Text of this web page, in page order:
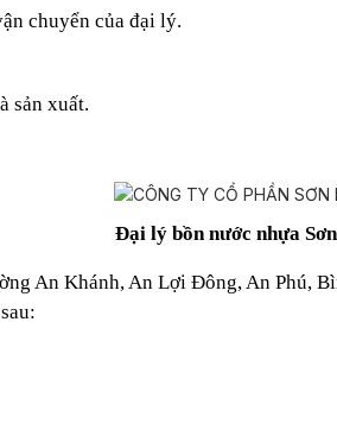
chuyển của đại lý.
sản xuất.
Đại lý bồn nước nhựa
An Khánh,An Lợi Đông,An Phú,